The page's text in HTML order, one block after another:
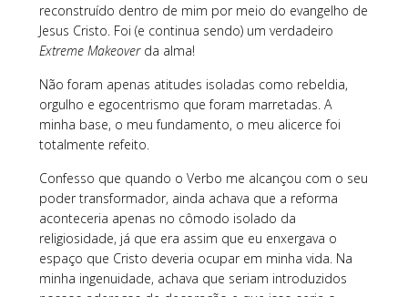
reconstruído dentro de mim por meio do evangelho de
Jesus Cristo. Foi (e continua sendo) um verdadeiro
Extreme Makeoverda alma!
Não foram apenas atitudes isoladas como rebeldia,
orgulho e egocentrismo que foram marretadas. A
minha base, o meu fundamento, o meu alicerce foi
totalmente refeito.
Confesso que quando o Verbo me alcançou com o seu
poder transformador, ainda achava que a reforma
aconteceria apenas no cômodo isolado da
religiosidade, já que era assim que eu enxergava o
espaço que Cristo deveria ocupar em minha vida. Na
minha ingenuidade, achava que seriam introduzidos